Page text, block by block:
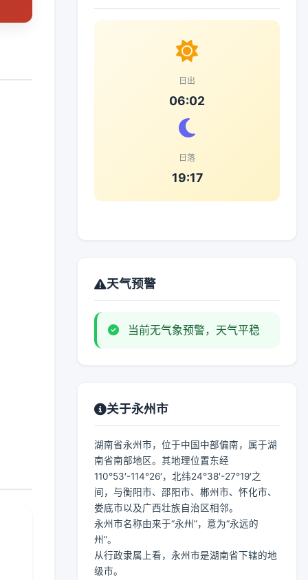
日出
06:02
日落
19:17
天气预警
当前无气象预警，天气平稳
关于永州市
湖南省永州市，位于中国中部偏南，属于湖
南省南部地区。其地理位置东经
110°53′-114°26′，北纬24°38′-27°19′之
间，与衡阳市、邵阳市、郴州市、怀化市、
娄底市以及广西壮族自治区相邻。
永州市名称由来于“永州”，意为“永远的
州”。
从行政隶属上看，永州市是湖南省下辖的地
级市。